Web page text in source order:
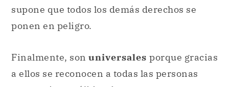
supone que todos los demás derechos se
ponen en peligro.
Finalmente, son universales porque gracias
a ellos se reconocen a todas las personas